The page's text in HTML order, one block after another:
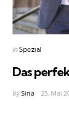
Categories
Posted
inSpezial
Das
Posted
by Sina 25. Mai